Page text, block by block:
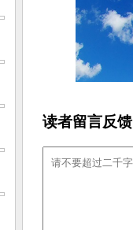
读者留言反